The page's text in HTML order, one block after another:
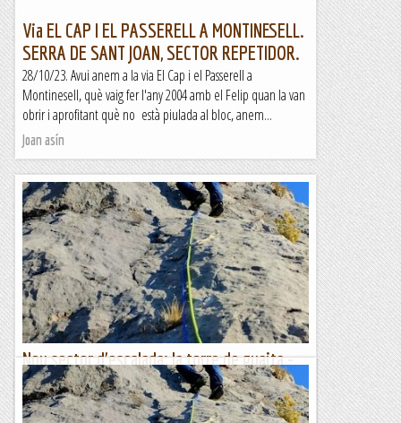
Via EL CAP I EL PASSERELL A MONTINESELL.
SERRA DE SANT JOAN, SECTOR REPETIDOR.
28/10/23. Avui anem a la via El Cap i el Passerell a
Montinesell, què vaig fer l'any 2004 amb el Felip quan la van
obrir i aprofitant què no està piulada al bloc, anem...
Joan asín
Nou sector d'escalada: la torre de guaita -
via patrulla canina
Primera tirada Han equipat un nou sector al Montsec, prop